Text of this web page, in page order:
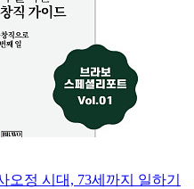
오정 시대, 73세까지 일하기